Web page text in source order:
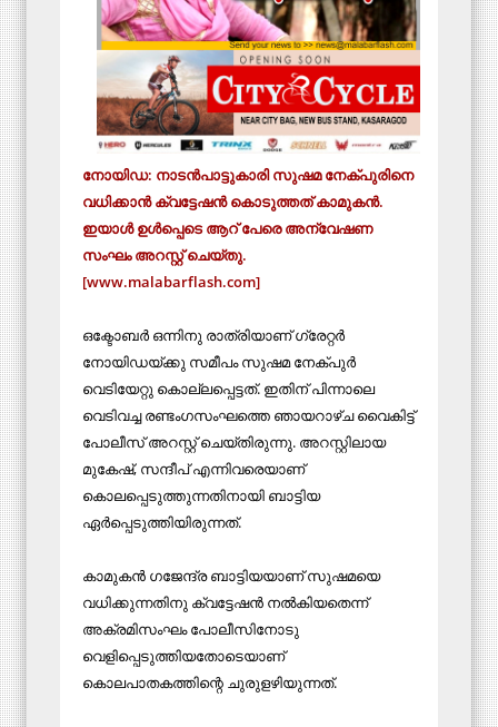
നോയിഡ: നാടൻപാട്ടുകാരി സുഷമ നേക്പുരിനെ
വധിക്കാൻ ക്വട്ടേഷൻ കൊടുത്തത് കാമുകൻ.
ഇയാൾ ഉൾപ്പെടെ ആറ് പേരെ അന്വേഷണ
സംഘം അറസ്റ്റ് ചെയ്തു.
[www.malabarflash.com]
ഒക്ടോബർ ഒന്നിനു രാത്രിയാണ് ഗ്രേറ്റർ
നോയിഡയ്ക്കു സമീപം സുഷമ നേക്പുർ
വെടിയേറ്റു കൊല്ലപ്പെട്ടത്. ഇതിന് പിന്നാലെ
വെടിവച്ച രണ്ടംഗസംഘത്തെ ഞായറാഴ്ച വൈകിട്ട്
പോലീസ് അറസ്റ്റ് ചെയ്തിരുന്നു. അറസ്റ്റിലായ
മുകേഷ്, സന്ദീപ് എന്നിവരെയാണ്
കൊലപ്പെടുത്തുന്നതിനായി ബാട്ടിയ
ഏർപ്പെടുത്തിയിരുന്നത്.
കാമുകൻ ഗജേന്ദ്ര ബാട്ടിയയാണ് സുഷമയെ
വധിക്കുന്നതിനു ക്വട്ടേഷൻ നൽകിയതെന്ന്
അക്രമിസംഘം പോലീസിനോടു
വെളിപ്പെടുത്തിയതോടെയാണ്
കൊലപാതകത്തിന്റെ ചുരുളഴിയുന്നത്.